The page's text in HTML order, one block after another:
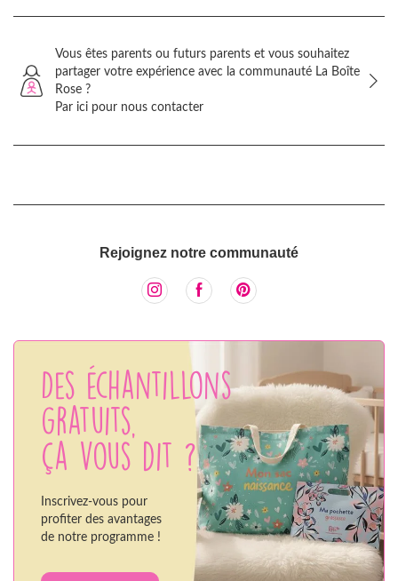
Vous êtes parents ou futurs parents et vous souhaitez
partager votre expérience avec la communauté La Boîte
Rose ?
Par ici pour nous contacter
Rejoignez notre communauté
Des échantillons
gratuits,
ça vous dit ?
Inscrivez-vous pour
profiter des avantages
de notre programme !